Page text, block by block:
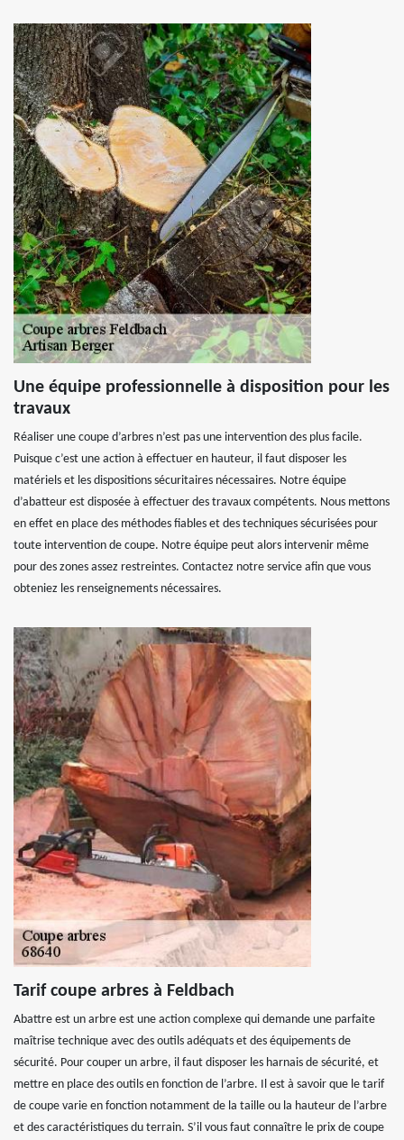
Une équipe professionnelle à disposition pour les
travaux
Réaliser une coupe d’arbres n’est pas une intervention des plus facile.
Puisque c’est une action à effectuer en hauteur, il faut disposer les
matériels et les dispositions sécuritaires nécessaires. Notre équipe
d’abatteur est disposée à effectuer des travaux compétents. Nous mettons
en effet en place des méthodes fiables et des techniques sécurisées pour
toute intervention de coupe. Notre équipe peut alors intervenir même
pour des zones assez restreintes. Contactez notre service afin que vous
obteniez les renseignements nécessaires.
Tarif coupe arbres à Feldbach
Abattre est un arbre est une action complexe qui demande une parfaite
maîtrise technique avec des outils adéquats et des équipements de
sécurité. Pour couper un arbre, il faut disposer les harnais de sécurité, et
mettre en place des outils en fonction de l’arbre. Il est à savoir que le tarif
de coupe varie en fonction notamment de la taille ou la hauteur de l’arbre
et des caractéristiques du terrain. S’il vous faut connaître le prix de coupe